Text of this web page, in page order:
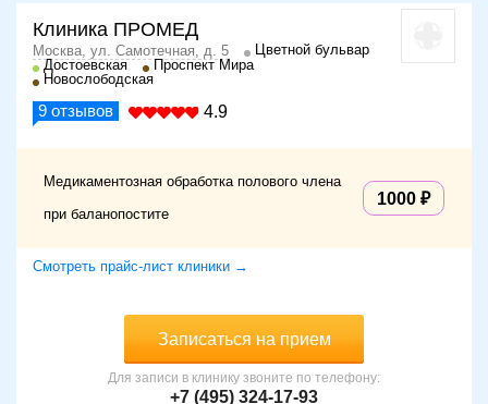
плоти, появление эрозий и гнойных выделений на
головке. Больные при этом жалуются на зуд, а также
болезненность при половых сношениях.
Кавернитом называется воспалительный процесс в
Симптоматически патология проявляется болью в
пенисе, выраженным его отеком, повышением
температуры тела. Часто болезненные ощущения
мочеиспускания.
Диагностические исследования
При подозрении на воспалительные заболевания
полового члена необходимо обратиться за медицинской
помощью к урологу-андрологу. Назначение лечебных
Клиника ПРОМЕД
Москва, ул. Самотечная, д. 5
Цветной бульвар
Достоевская
Проспект Мира
Новослободская
9 отзывов 4.9
Медикаментозная обработка полового члена
при баланопостите
1000
Смотреть прайс-лист клиники →
Записаться на прием
Для записи в клинику звоните по телефону:
+7 (495) 324-17-93